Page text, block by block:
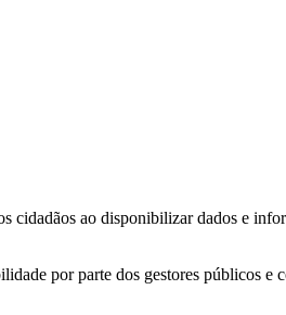
ao disponibilizar dados e
por parte dos gestores públicos e